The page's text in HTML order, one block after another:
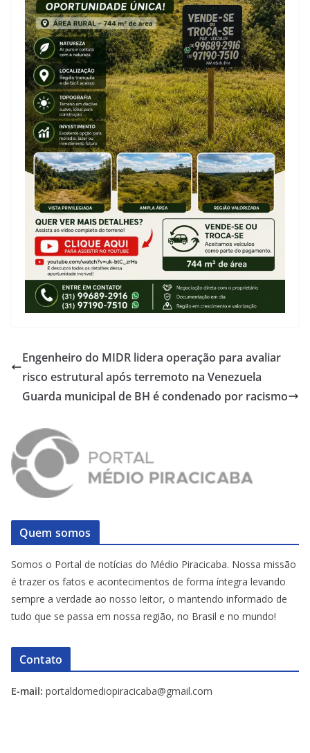
Engenheiro do MIDR lidera operação para avaliar
risco estrutural após terremoto na Venezuela
Guarda municipal de BH é condenado por racismo
Quem somos
Somos o Portal de notícias do Médio Piracicaba. Nossa missão
é trazer os fatos e acontecimentos de forma íntegra levando
sempre a verdade ao nosso leitor, o mantendo informado de
tudo que se passa em nossa região, no Brasil e no mundo!
Contato
E-mail: portaldomediopiracicaba@gmail.com